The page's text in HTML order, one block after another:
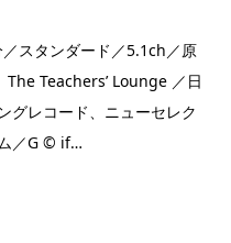
スタンダード／5.1ch／原
Teachers’ Lounge ／日
グレコード、ニューセレク
／G © if…